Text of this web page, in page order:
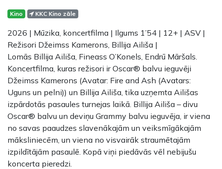
Kino KKC Kino zāle
2026 | Mūzika, koncertfilma | Ilgums 1’54 | 12+ | ASV |
Režisori Džeimss Kamerons, Billija Ailiša |
Lomās Billija Ailiša, Fineass O’Konels, Endrū Māršals.
Koncertfilma, kuras režisori ir Oscar® balvu ieguvēji
Džeimss Kamerons (Avatar: Fire and Ash (Avatars:
Uguns un pelni)) un Billija Ailiša, tika uzņemta Ailišas
izpārdotās pasaules turnejas laikā. Billija Ailiša – divu
Oscar® balvu un deviņu Grammy balvu ieguvēja, ir viena
no savas paaudzes slavenākajām un veiksmīgākajām
māksliniecēm, un viena no visvairāk straumētajām
izpildītājām pasaulē. Kopā viņi piedāvās vēl nebijušu
koncerta pieredzi.